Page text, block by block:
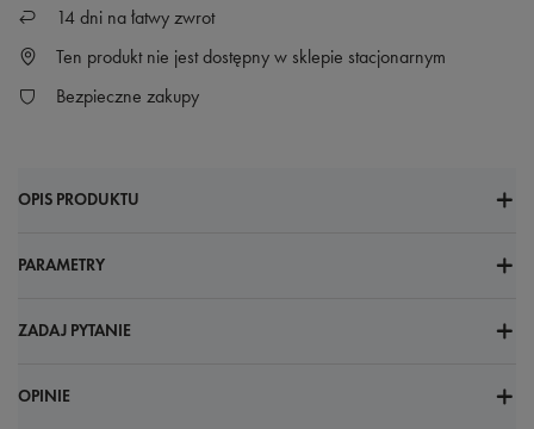
14 dni na łatwy zwrot
Ten produkt nie jest dostępny w sklepie stacjonarnym
Bezpieczne zakupy
OPIS PRODUKTU
PARAMETRY
ZADAJ PYTANIE
OPINIE